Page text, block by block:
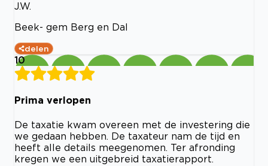
J.W.
Beek- gem Berg en Dal
delen
10
Prima verlopen
De taxatie kwam overeen met de investering die
we gedaan hebben. De taxateur nam de tijd en
heeft alle details meegenomen. Ter afronding
kregen we een uitgebreid taxatierapport.